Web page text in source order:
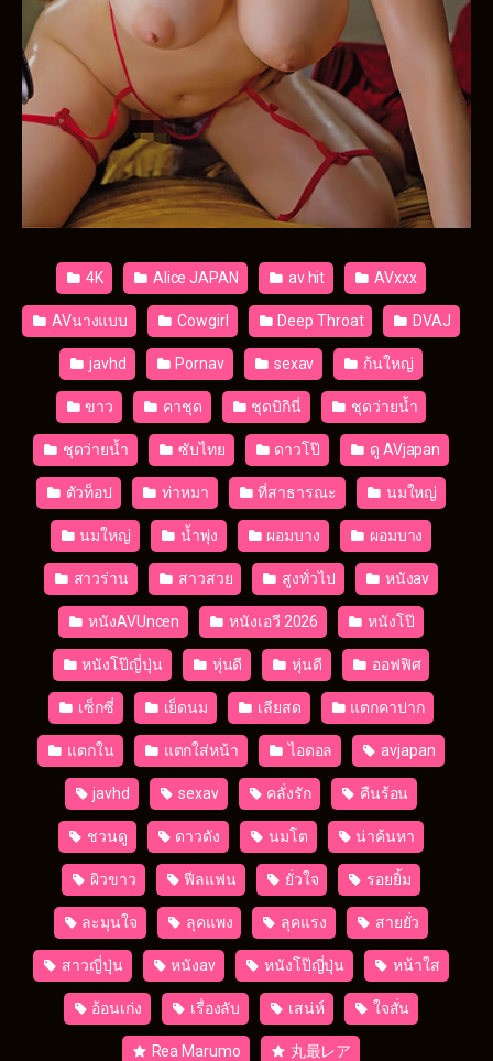
4K Alice JAPAN av hit AVxxx
AVนางแบบ Cowgirl Deep Throat DVAJ
javhd Pornav sexav ก้นใหญ่
ขาว คาชุด ชุดบิกินี่ ชุดว่ายน้ำ
ชุดว่ายน้ำ ซับไทย ดาวโป๊ ดู AVjapan
ตัวท็อป ท่าหมา ที่สาธารณะ นมใหญ่
นมใหญ่ น้ำพุ่ง ผอมบาง ผอมบาง
สาวร่าน สาวสวย สูงทั่วไป หนังav
หนังAVUncen หนังเอวี 2026 หนังโป๊
หนังโป๊ญี่ปุ่น หุ่นดี หุ่นดี ออฟฟิศ
เซ็กซี่ เย็ดนม เลียสด แตกคาปาก
แตกใน แตกใส่หน้า ไอดอล avjapan
javhd sexav คลั่งรัก คืนร้อน
ชวนดู ดาวดัง นมโต น่าค้นหา
ผิวขาว ฟีลแฟน ยั่วใจ รอยยิ้ม
ละมุนใจ ลุคแพง ลุคแรง สายยั่ว
สาวญี่ปุ่น หนังav หนังโป๊ญี่ปุ่น หน้าใส
อ้อนเก่ง เรื่องลับ เสน่ห์ ใจสั่น
Rea Marumo 丸最レア